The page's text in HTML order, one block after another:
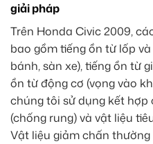
giải pháp
Trên Honda Civic 2009,
bao gồm tiếng ồn từ lốp
bánh, sàn xe), tiếng ồn từ
ồn từ động cơ (vọng vào
chúng tôi sử dụng kết hợp
(chống rung) và vật liệu
Vật liệu giảm chấn